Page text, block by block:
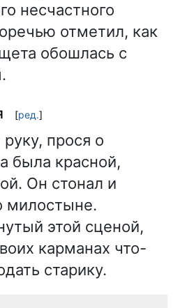
несчастного
отметил, как
обошлась с
[ред.]
прося о
была красной,
Он стонал и
милостыне.
этой сценой,
карманах что-
старику.